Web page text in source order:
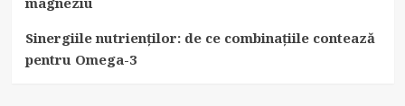
Sinergiile nutrienților: de ce combinațiile contează
pentru Omega-3